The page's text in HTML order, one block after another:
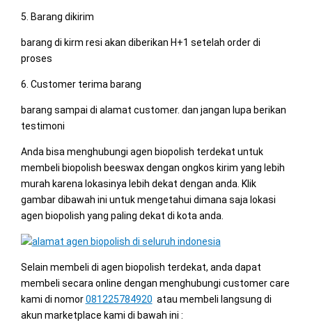
5. Barang dikirim
barang di kirm resi akan diberikan H+1 setelah order di
proses
6. Customer terima barang
barang sampai di alamat customer. dan jangan lupa berikan
testimoni
Anda bisa menghubungi agen biopolish terdekat untuk
membeli biopolish beeswax dengan ongkos kirim yang lebih
murah karena lokasinya lebih dekat dengan anda. Klik
gambar dibawah ini untuk mengetahui dimana saja lokasi
agen biopolish yang paling dekat di kota anda.
Selain membeli di agen biopolish terdekat, anda dapat
membeli secara online dengan menghubungi customer care
kami di nomor081225784920 atau membeli langsung di
akun marketplace kami di bawah ini :